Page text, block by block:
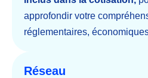
approfondir votre
réglementaires,
Réseau